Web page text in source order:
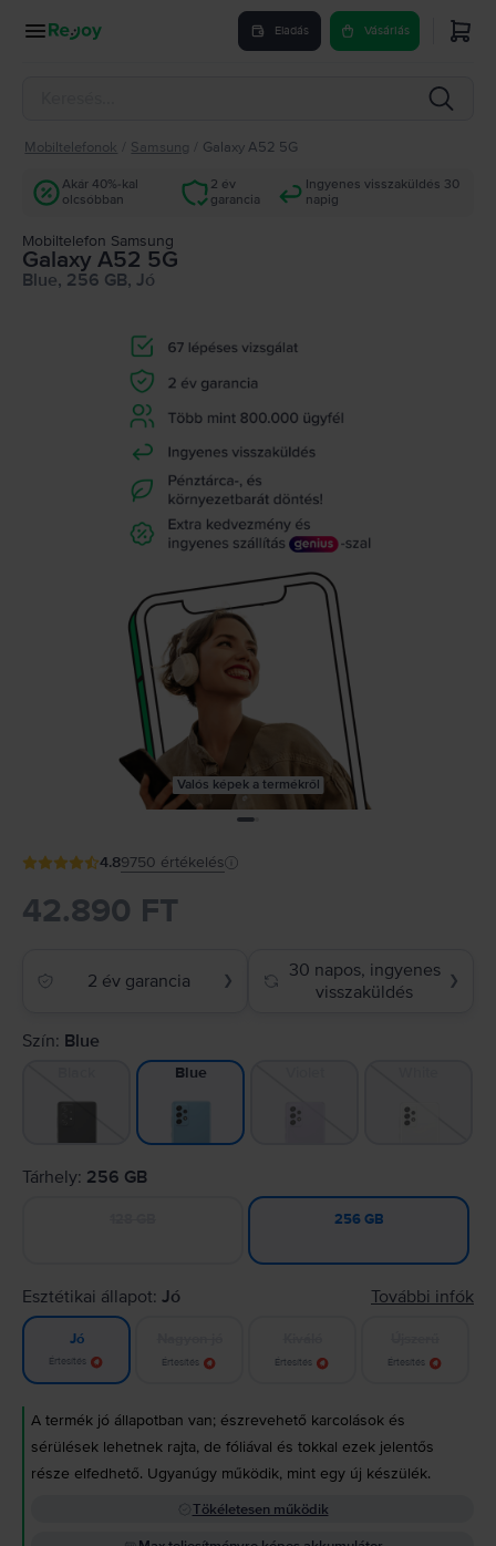
Eladás Vásárlás
Mobiltelefonok Samsung Galaxy A52 5G
Akár 40%-kal
olcsóbban
2 év
garancia
Ingyenes visszaküldés 30
napig
Mobiltelefon Samsung
Galaxy A52 5G
Blue, 256 GB, Jó
Valós képek a termékről
4.89750 értékelés
42.890 FT
2 év garancia ❯
30 napos, ingyenes
visszaküldés
❯
Szín: Blue
Blue
Tárhely: 256 GB
256 GB
Esztétikai állapot: Jó További infók
Jó
Értesítés Értesítés Értesítés Értesítés
A termék jó állapotban van; észrevehető karcolások és
sérülések lehetnek rajta, de fóliával és tokkal ezek jelentős
része elfedhető. Ugyanúgy működik, mint egy új készülék.
Tökéletesen működik